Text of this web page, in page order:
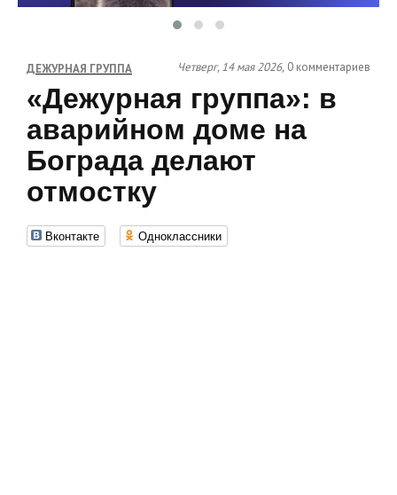
ДЕЖУРНАЯ ГРУППА Четверг, 14 мая 2026, 0 комментариев
«Дежурная группа»: в
аварийном доме на
Бограда делают
отмостку
Вконтакте Одноклассники